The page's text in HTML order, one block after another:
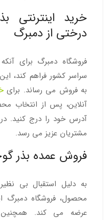
خرید اینترنتی
درختی از دمبرگ
فروشگاه دمبرگ برای
سراسر کشور فراهم کند،
به فروش می رساند. برای
آنلاین، پس از انتخاب
آدرس خود را درج
مشتریان عزیز می رسد.
فروش عمده بذر
به دلیل استقبال بی
محصول، فروشگاه دمبرگ
عرضه می کند. همچنین